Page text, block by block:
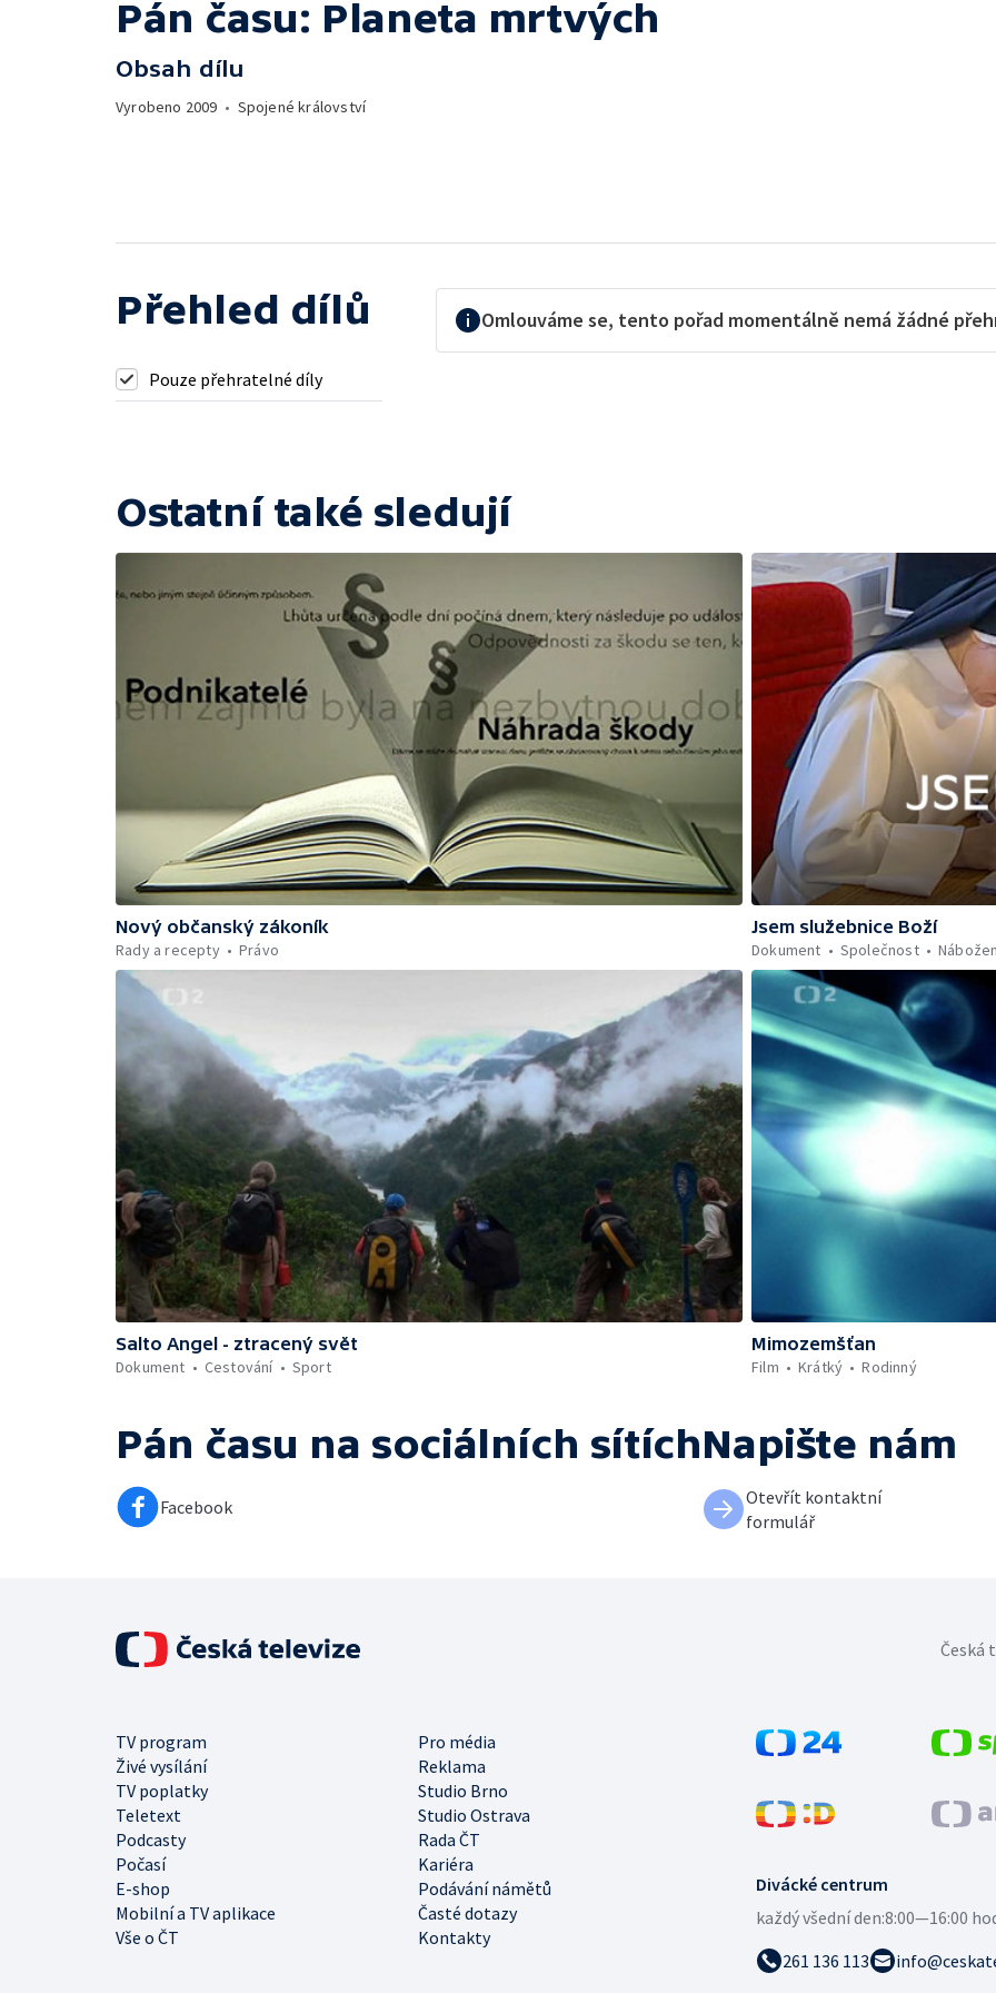
Pán času: Planeta mrtvých
Obsah dílu
Vyrobeno 2009 • Spojené království
Přehled dílů
Pouze přehratelné díly
Omlouváme se, tento pořad momentálně nemá žádné
Ostatní také sledují
Nový občanský zákoník
Rady a recepty
Právo
Jsem služebnice Boží
Dokument
Společnost
Salto Angel - ztracený svět
Dokument
Cestování Sport
Mimozemšťan
Film
Krátký Rodinný
Pán času na sociálních sítích
Facebook
Napište nám
Otevřít kontaktní
formulář
Divácké centrum
každý všední den:8:00—16:00
261 136 113
TV program
Pro média
Živé vysílání
Reklama
TV poplatky
Studio Brno
Teletext
Studio Ostrava
Podcasty
Rada ČT
Počasí
Kariéra
E-shop
Podávání námětů
Mobilní a TV aplikace
Časté dotazy
Vše o ČT
Kontakty
Česká